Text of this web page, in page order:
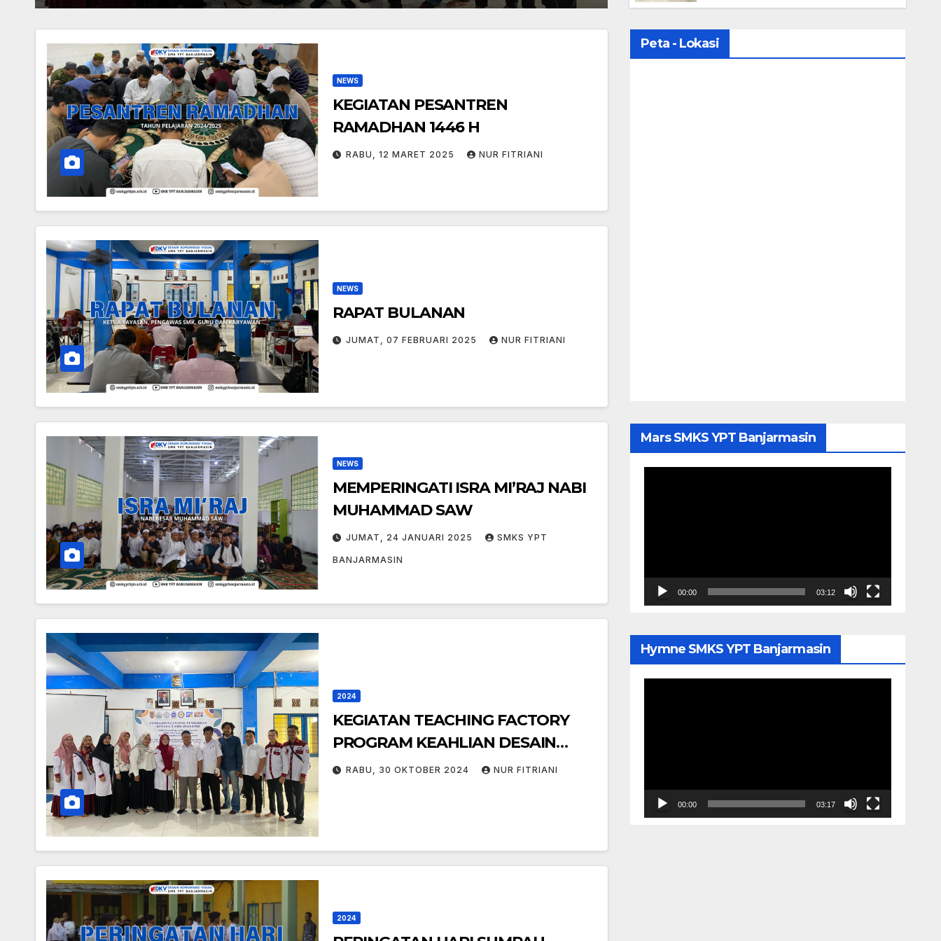
DAN SMK MUHAMMADIYAH 3 BANJARMASIN
SEBAGAI SMK PENGIMBAS
JEJARING DAN SMK
MUHAMMADIYAH 3 BANJARMASIN
SEBAGAI SMK PENGIMBAS
NEWS
KEGIATAN PESANTREN
RAMADHAN 1446 H
RABU, 12 MARET 2025 NUR FITRIANI
NEWS
RAPAT BULANAN
JUMAT, 07 FEBRUARI 2025 NUR FITRIANI
NEWS
MEMPERINGATI ISRA MI’RAJ NABI
MUHAMMAD SAW
JUMAT, 24 JANUARI 2025 SMKS YPT
BANJARMASIN
2024
KEGIATAN TEACHING FACTORY
PROGRAM KEAHLIAN DESAIN
KOMUNIKASI VISUAL SMK YPT
SEBAGAI SMK PENGIMBAS
RABU, 30 OKTOBER 2024 NUR FITRIANI
2024
Peta - Lokasi
Mars SMKS YPT Banjarmasin
00:00 03:12
Hymne SMKS YPT Banjarmasin
00:00 03:17